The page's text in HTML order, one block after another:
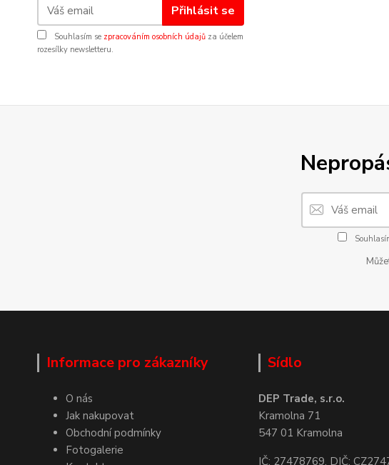
Přihlásit se
Souhlasím se zpracováním osobních údajů za účelem
rozesílky newsletteru.
Informace pro zákazníky
O nás
Jak nakupovat
Obchodní podmínky
Fotogalerie
Sídlo
DEP Trade, s.r.o.
Kramolna 71
547 01 Kramolna
IČ: 27478769, DIČ: